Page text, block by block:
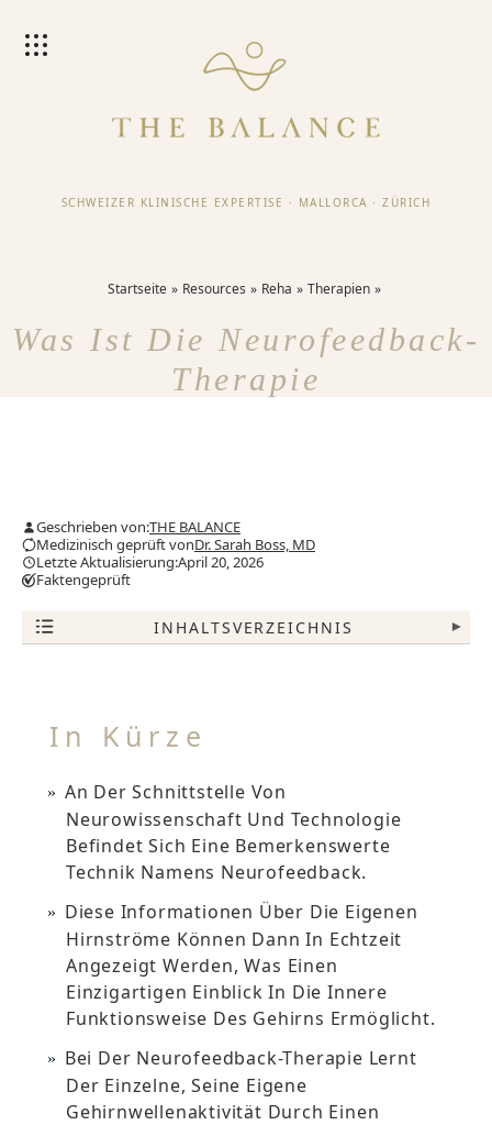
SCHWEIZER KLINISCHE EXPERTISE · MALLORCA · ZÜRICH
Startseite Resources Reha Therapien
Was Ist Die Neurofeedback-
Therapie
Geschrieben von:THE BALANCE
Medizinisch geprüft vonDr. Sarah Boss, MD
Letzte Aktualisierung:April 20, 2026
Faktengeprüft
INHALTSVERZEICHNIS ▾
In Kürze
An Der Schnittstelle Von
Neurowissenschaft Und Technologie
Befindet Sich Eine Bemerkenswerte
Technik Namens Neurofeedback.
Diese Informationen Über Die Eigenen
Hirnströme Können Dann In Echtzeit
Angezeigt Werden, Was Einen
Einzigartigen Einblick In Die Innere
Funktionsweise Des Gehirns Ermöglicht.
Bei Der Neurofeedback-Therapie Lernt
Der Einzelne, Seine Eigene
Gehirnwellenaktivität Durch Einen